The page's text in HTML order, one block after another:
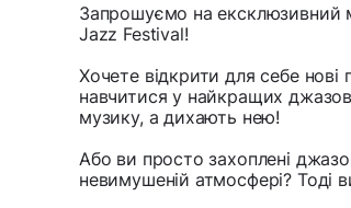
Запрошуємо на ексклюзивний
Jazz Festival!
Хочете відкрити для себе нові
навчитися у найкращих
музику, а дихають нею!
Або ви просто захоплені
невимушеній атмосфері? Тоді